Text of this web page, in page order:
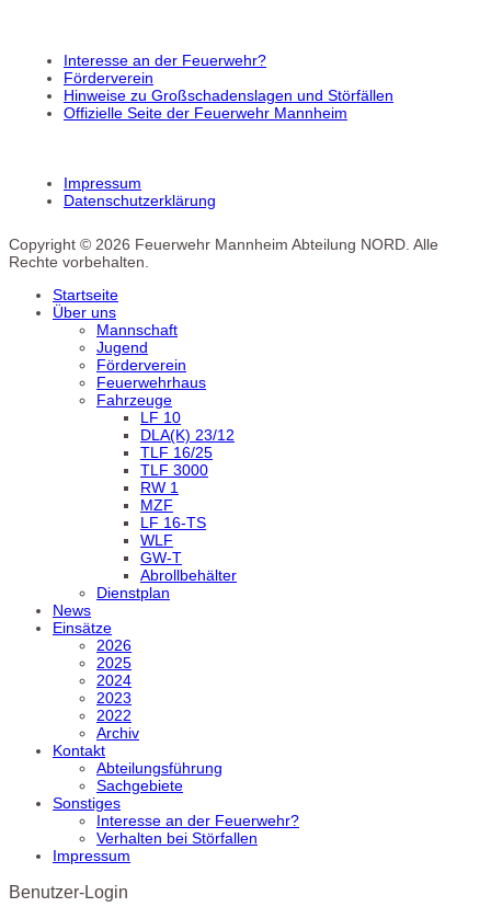
Interesse an der Feuerwehr?
Förderverein
Hinweise zu Großschadenslagen und Störfällen
Offizielle Seite der Feuerwehr Mannheim
Impressum
Datenschutzerklärung
Copyright © 2026 Feuerwehr Mannheim Abteilung NORD. Alle
Rechte vorbehalten.
Startseite
Über uns
Mannschaft
Jugend
Förderverein
Feuerwehrhaus
Fahrzeuge
LF 10
DLA(K) 23/12
TLF 16/25
TLF 3000
RW 1
MZF
LF 16-TS
WLF
GW-T
Abrollbehälter
Dienstplan
News
Einsätze
2026
2025
2024
2023
2022
Archiv
Kontakt
Abteilungsführung
Sachgebiete
Sonstiges
Interesse an der Feuerwehr?
Verhalten bei Störfallen
Impressum
Benutzer-Login